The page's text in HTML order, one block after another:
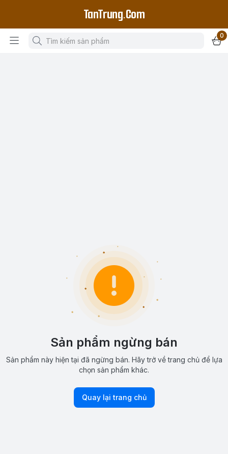
TanTrung.Com
0
Sản phẩm ngừng bán
Sản phẩm này hiện tại đã ngừng bán. Hãy trở về trang chủ để lựa
chọn sản phẩm khác.
Quay lại trang chủ